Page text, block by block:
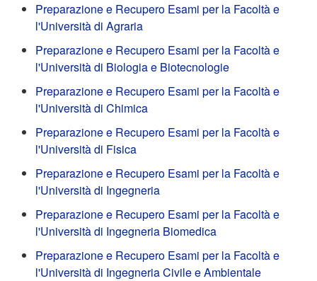
Preparazione e Recupero Esami per la Facoltà e
l'Università di Agraria
Preparazione e Recupero Esami per la Facoltà e
l'Università di Biologia e Biotecnologie
Preparazione e Recupero Esami per la Facoltà e
l'Università di Chimica
Preparazione e Recupero Esami per la Facoltà e
l'Università di Fisica
Preparazione e Recupero Esami per la Facoltà e
l'Università di Ingegneria
Preparazione e Recupero Esami per la Facoltà e
l'Università di Ingegneria Biomedica
Preparazione e Recupero Esami per la Facoltà e
l'Università di Ingegneria Civile e Ambientale